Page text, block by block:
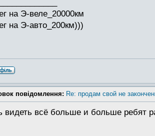
на Э-веле_20000км
на Э-авто_200км)))
повідомлення: Re: продам свой не
видеть всё больше и больше ребят